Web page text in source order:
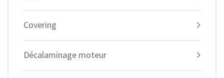
Covering
Décalaminage moteur